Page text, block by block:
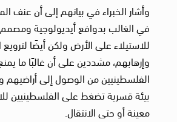
وأشار الخبراء في بيانهم إلى أن عنف
في الغالب بدوافع أيديولوجية
للاستيلاء على الأرض ولكن أيضًا
وإرهابهم، مشددين على أن غالبًا ما
الفلسطينيين من الوصول إلى أراضيهم
بيئة قسرية تضغط على الفلسطينيين
معينة أو حتى الانتقال.